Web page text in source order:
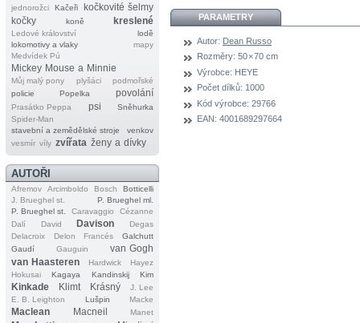
jednorožci
Kačeři
kočkovité šelmy
kočky
koně kreslené
Ledové království
lodě
lokomotivy a vlaky
mapy
Medvídek Pú
Mickey Mouse a Minnie
Můj malý pony plyšáci
podmořské
policie
Popelka povolání
Prasátko Peppa psi
Sněhurka
Spider‐Man
stavební a zemědělské stroje
venkov
vesmír víly zvířata ženy a dívky
AUTOŘI
Afremov Arcimboldo Bosch
Botticelli
J. Brueghel st.
P. Brueghel ml.
P. Brueghel st.
Caravaggio
Cézanne
Dalí
David Davison
Degas
Delacroix
Delon Francés
Galchutt
Gaudí
Gauguin
van Gogh
van Haasteren
Hardwick
Hayez
Hokusai
Kagaya Kandinskij Kim
Kinkade Klimt Krásný
J. Lee
E. B. Leighton
Lušpin Macke
Maclean Macneil Manet
PARAMETRY
Autor: Dean Russo
Rozměry: 50 × 70 cm
Výrobce: HEYE
Počet dílků: 1000
Kód výrobce: 29766
EAN: 4001689297664